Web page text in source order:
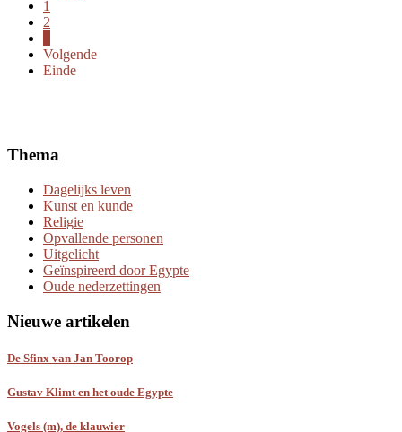
1
2
Volgende
Einde
Thema
Dagelijks leven
Kunst en kunde
Religie
Opvallende personen
Uitgelicht
Geïnspireerd door Egypte
Oude nederzettingen
Nieuwe artikelen
De Sfinx van Jan Toorop
Gustav Klimt en het oude Egypte
Vogels (m), de klauwier